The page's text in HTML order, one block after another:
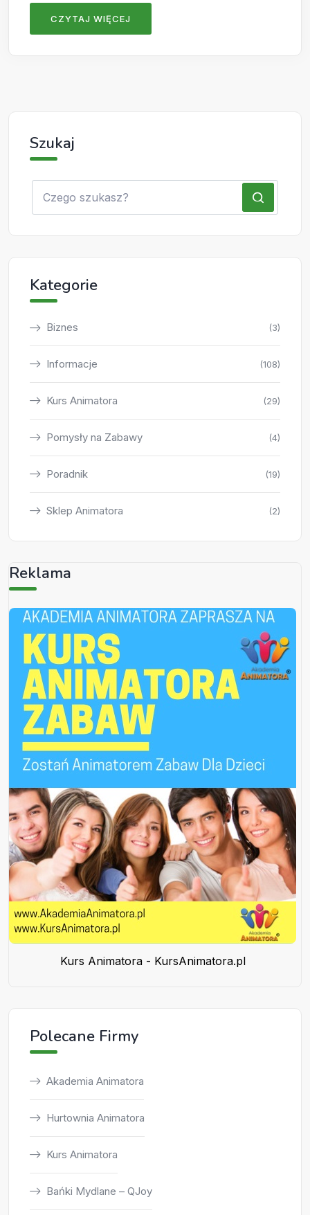
CZYTAJ WIĘCEJ
Szukaj
Kategorie
Biznes (3)
Informacje (108)
Kurs Animatora (29)
Pomysły na Zabawy (4)
Poradnik (19)
Sklep Animatora (2)
Reklama
Kurs Animatora - KursAnimatora.pl
Polecane Firmy
Akademia Animatora
Hurtownia Animatora
Kurs Animatora
Bańki Mydlane – QJoy